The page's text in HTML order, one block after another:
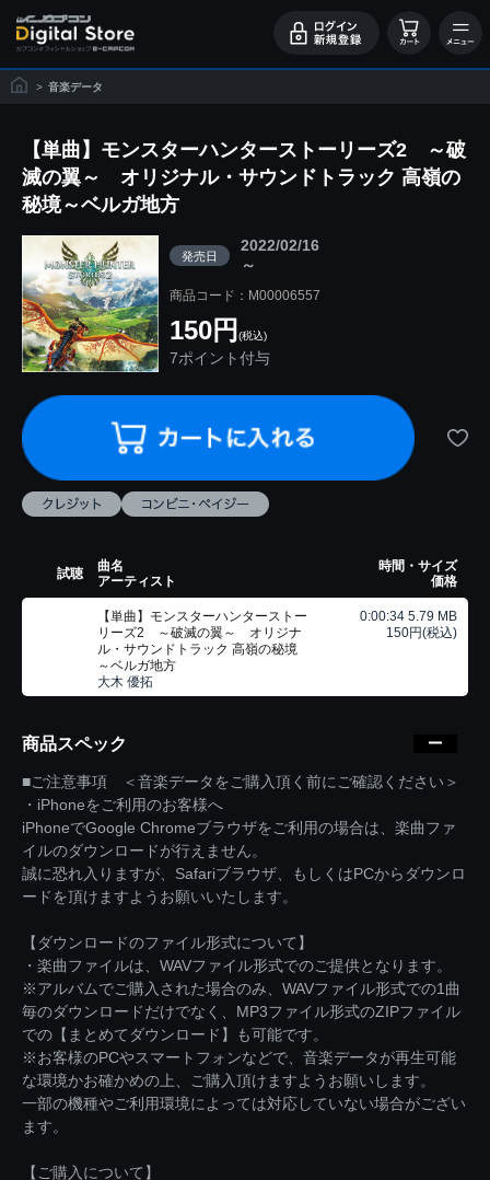
> 音楽データ
【単曲】モンスターハンターストーリーズ2 ～破
滅の翼～ オリジナル・サウンドトラック 高嶺の
秘境～ベルガ地方
発売日
2022/02/16
～
商品コード：M00006557
150円 (税込)
7ポイント付与
試聴
曲名
アーティスト
時間・サイズ
価格
【単曲】モンスターハンターストー
リーズ2 ～破滅の翼～ オリジナ
ル・サウンドトラック 高嶺の秘境
～ベルガ地方
大木 優拓
0:00:34 5.79 MB
150円(税込)
商品スペック
■ご注意事項 ＜音楽データをご購入頂く前にご確認ください＞
・iPhoneをご利用のお客様へ
iPhoneでGoogle Chromeブラウザをご利用の場合は、楽曲ファ
イルのダウンロードが行えません。
誠に恐れ入りますが、Safariブラウザ、もしくはPCからダウンロ
ードを頂けますようお願いいたします。
【ダウンロードのファイル形式について】
・楽曲ファイルは、WAVファイル形式でのご提供となります。
※アルバムでご購入された場合のみ、WAVファイル形式での1曲
毎のダウンロードだけでなく、MP3ファイル形式のZIPファイル
での【まとめてダウンロード】も可能です。
※お客様のPCやスマートフォンなどで、音楽データが再生可能
な環境かお確かめの上、ご購入頂けますようお願いします。
一部の機種やご利用環境によっては対応していない場合がござい
ます。
【ご購入について】